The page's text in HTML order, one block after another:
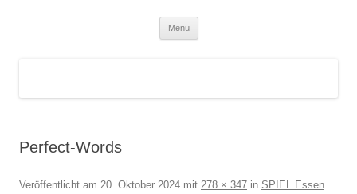
Menü
Perfect-Words
Veröffentlicht am 20. Oktober 2024 mit 278 × 347 in SPIEL Essen